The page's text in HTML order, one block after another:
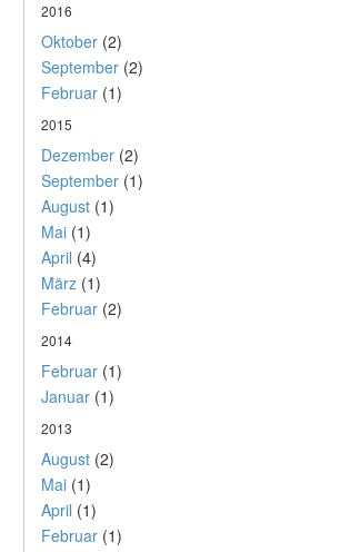
2016
Oktober (2)
September (2)
Februar (1)
2015
Dezember (2)
September (1)
August (1)
Mai (1)
April (4)
März (1)
Februar (2)
2014
Februar (1)
Januar (1)
2013
August (2)
Mai (1)
April (1)
Februar (1)